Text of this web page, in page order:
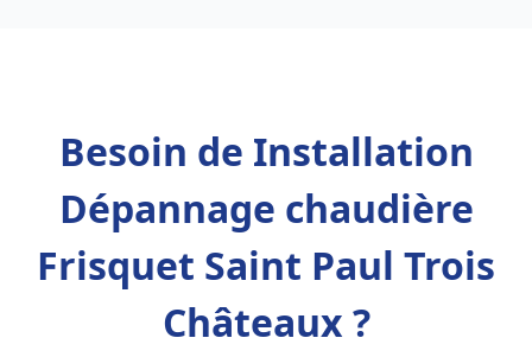
Besoin de Installation
Dépannage chaudière
Frisquet Saint Paul Trois
Châteaux ?